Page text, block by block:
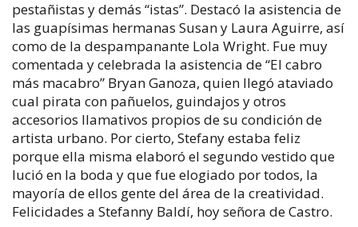
pestañistas y demás “istas”. Destacó la asistencia de
las guapísimas hermanas Susan y Laura Aguirre, así
como de la despampanante Lola Wright. Fue muy
comentada y celebrada la asistencia de “El cabro
más macabro” Bryan Ganoza, quien llegó ataviado
cual pirata con pañuelos, guindajos y otros
accesorios llamativos propios de su condición de
artista urbano. Por cierto, Stefany estaba feliz
porque ella misma elaboró el segundo vestido que
lució en la boda y que fue elogiado por todos, la
mayoría de ellos gente del área de la creatividad.
Felicidades a Stefanny Baldí, hoy señora de Castro.